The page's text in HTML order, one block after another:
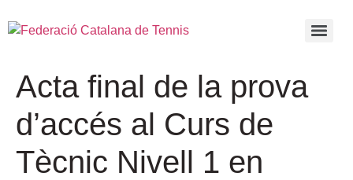
Acta final de la prova
d’accés al Curs de
Tècnic Nivell 1 en